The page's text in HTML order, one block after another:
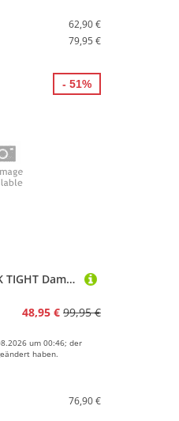
62,90 €
79,95 €
ASICS WINDBLOCK TIGHT Damen Schwarz L
48,95 € 99,95 €
um 00:46; der
haben.
76,90 €
- 51%